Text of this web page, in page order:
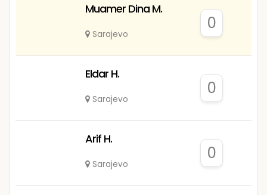
Muamer Dina M.
Sarajevo
0
Eldar H.
Sarajevo
0
Arif H.
Sarajevo
0